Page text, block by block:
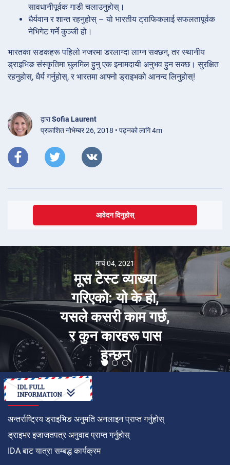
सावधानीपूर्वक गाडी चलाउनुहोस्।
धैर्यवान र शान्त रहनुहोस् – यो भारतीय ट्राफिकलाई सफलतापूर्वक
नेभिगेट गर्ने कुञ्जी हो।
भारतका सडकहरू पहिलो नजरमा डरलाग्दा लाग्न सक्छन्, तर स्थानीय
ड्राइभिङ संस्कृतिमा घुलमिल हुनु एक इनामदायी अनुभव हुन सक्छ। सुरक्षित
रहनुहोस्, धैर्य गर्नुहोस्, र भारतमा आफ्नो ड्राइभको आनन्द लिनुहोस्!
द्वाराSofia Laurent
प्रकाशित नोभेम्बर 26, 2018 • पढ्नको लागि 4m
आवेदन दिनुहोस्
मार्च 04, 2021
मूस टेस्ट व्याख्या
गरिएको: यो के हो,
यसले कसरी काम गर्छ,
र कुन कारहरू पास
हुन्छन्
कसरी गर्ने
अन्तर्राष्ट्रिय ड्राइभिङ अनुमति अनलाइन प्राप्त गर्नुहोस्
ड्राइभर इजाजतपत्र अनुवाद प्राप्त गर्नुहोस्
IDA बाट यात्रा सम्बद्ध कार्यक्रम